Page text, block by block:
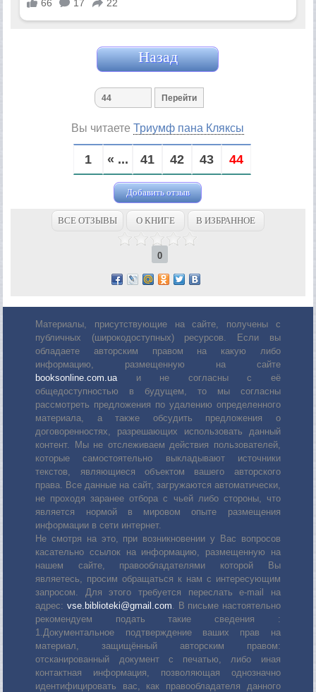
Назад
Вы читаетеТриумф пана Кляксы
1 « ... 41 42 43 44
Добавить отзыв
ВСЕ ОТЗЫВЫ О КНИГЕ В ИЗБРАННОЕ
0
Материалы, присутствующие на сайте, получены с
публичных (широкодоступных) ресурсов. Если вы
обладаете авторским правом на какую либо
информацию, размещенную на сайте
booksonline.com.uaи не согласны с её
общедоступностью в будущем, то мы согласны
рассмотреть предложения по удалению определенного
материала, а также обсудить предложения о
договоренностях, разрешающих использовать данный
контент. Мы не отслеживаем действия пользователей,
которые самостоятельно выкладывают источники
текстов, являющиеся объектом вашего авторского
права. Все данные на сайт, загружаются автоматически,
не проходя заранее отбора с чьей либо стороны, что
является нормой в мировом опыте размещения
информации в сети интернет.
Не смотря на это, при возникновении у Вас вопросов
касательно ссылок на информацию, размещенную на
нашем сайте, правообладателями которой Вы
являетесь, просим обращаться к нам с интересующим
запросом. Для этого требуется переслать е-mail на
адрес: vse.biblioteki@gmail.com. В письме настоятельно
рекомендуем подать такие сведения :
1.Документальное подтверждение ваших прав на
материал, защищённый авторским правом:
отсканированный документ с печатью, либо иная
контактная информация, позволяющая однозначно
идентифицировать вас, как правообладателя данного